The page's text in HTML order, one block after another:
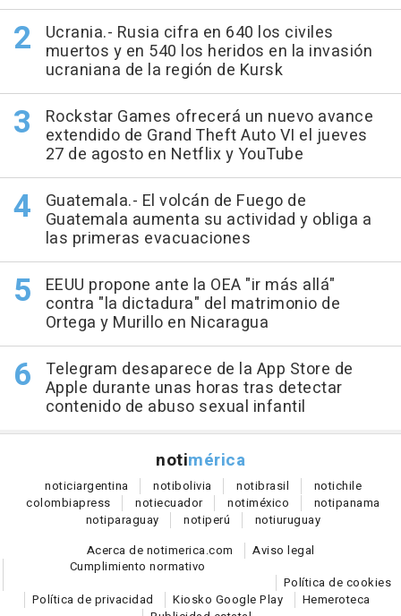
Ucrania.- Rusia cifra en 640 los civiles
muertos y en 540 los heridos en la invasión
ucraniana de la región de Kursk
Rockstar Games ofrecerá un nuevo avance
extendido de Grand Theft Auto VI el jueves
27 de agosto en Netflix y YouTube
Guatemala.- El volcán de Fuego de
Guatemala aumenta su actividad y obliga a
las primeras evacuaciones
EEUU propone ante la OEA "ir más allá"
contra "la dictadura" del matrimonio de
Ortega y Murillo en Nicaragua
Telegram desaparece de la App Store de
Apple durante unas horas tras detectar
contenido de abuso sexual infantil
notimérica
noticiargentina notibolivia notibrasil notichile
colombiapress notiecuador notiméxico notipanama
notiparaguay notiperú notiuruguay
Acerca de notimerica.com
Aviso legal
Cumplimiento normativo
Política de cookies
Política de privacidad
Kiosko Google Play
Hemeroteca